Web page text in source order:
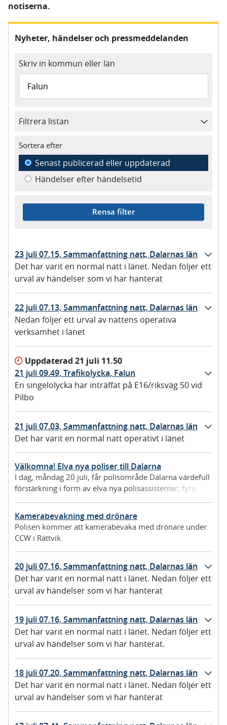
notiserna.
Nyheter, händelser och pressmeddelanden
Skriv in kommun eller län
Filtrera listan
Sortera efter
Senast publicerad eller uppdaterad
Händelser efter händelsetid
Rensa filter
23 juli 07.15, Sammanfattning natt, Dalarnas län
Det har varit en normal natt i länet. Nedan följer ett
urval av händelser som vi har hanterat
22 juli 07.13, Sammanfattning natt, Dalarnas län
Nedan följer ett urval av nattens operativa
verksamhet i länet
Uppdaterad 21 juli 11.50
21 juli 09.49, Trafikolycka, Falun
En singelolycka har inträffat på E16/riksväg 50 vid
Pilbo
21 juli 07.03, Sammanfattning natt, Dalarnas län
Det har varit en normal natt operativt i länet
Välkomna! Elva nya poliser till Dalarna
I dag, måndag 20 juli, får polisområde Dalarna värdefull
förstärkning i form av elva nya polisassistenter; fyra
Kamerabevakning med drönare
Polisen kommer att kamerabevaka med drönare under
CCW i Rättvik.
20 juli 07.16, Sammanfattning natt, Dalarnas län
Det har varit en normal natt i länet. Nedan följer ett
urval av händelser som vi har hanterat
19 juli 07.16, Sammanfattning natt, Dalarnas län
Det har varit en normal natt i länet. Nedan följer ett
urval av händelser som vi har hanterat.
18 juli 07.20, Sammanfattning natt, Dalarnas län
Det har varit en normal natt i länet. Nedan följer ett
urval av händelser som vi har hanterat